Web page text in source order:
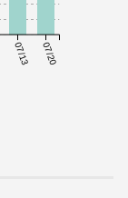
07/13 07/20